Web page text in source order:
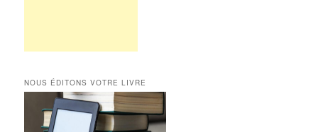
NOUS ÉDITONS VOTRE LIVRE